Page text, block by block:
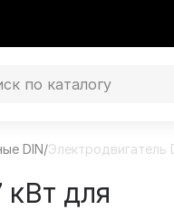
DIN/Электродвигатель
кВт для